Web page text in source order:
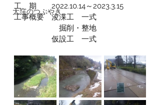
大窪のつぶやき
工　期　　2022.10.14～2023.3.15
工事概要　浚渫工　一式
掘削・整地
仮設工　一式